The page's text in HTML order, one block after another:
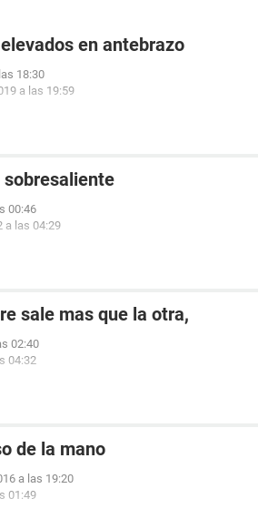
en antebrazo
18:30
a las 19:59
00:46
a las 04:29
sale mas que la otra,
02:40
04:32
de la mano
a las 19:20
01:49